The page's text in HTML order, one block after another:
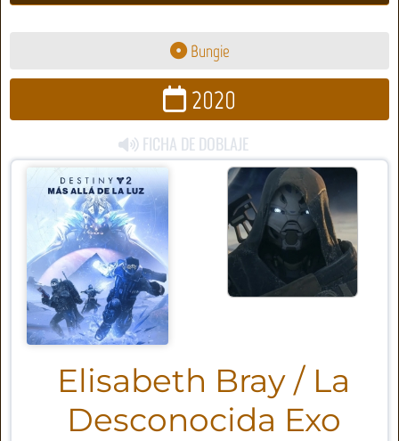
Bungie
2020
FICHA DE DOBLAJE
Elisabeth Bray / La
Desconocida Exo